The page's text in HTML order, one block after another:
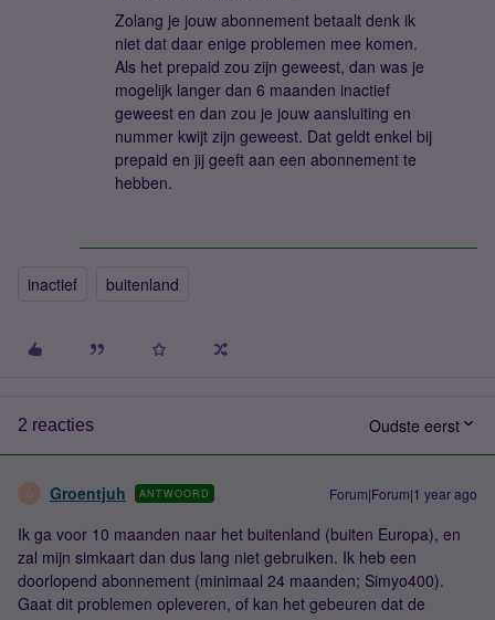
Zolang je jouw abonnement betaalt denk ik
niet dat daar enige problemen mee komen.
Als het prepaid zou zijn geweest, dan was je
mogelijk langer dan 6 maanden inactief
geweest en dan zou je jouw aansluiting en
nummer kwijt zijn geweest. Dat geldt enkel bij
prepaid en jij geeft aan een abonnement te
hebben.
inactief buitenland
2 reacties Oudste eerst
G Groentjuh ANTWOORD Forum|Forum|1 year ago
Ik ga voor 10 maanden naar het buitenland (buiten Europa), en
zal mijn simkaart dan dus lang niet gebruiken. Ik heb een
doorlopend abonnement (minimaal 24 maanden; Simyo400).
Gaat dit problemen opleveren, of kan het gebeuren dat de